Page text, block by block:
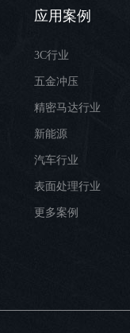
应用案例
3C行业
五金冲压
精密马达行业
新能源
汽车行业
表面处理行业
更多案例